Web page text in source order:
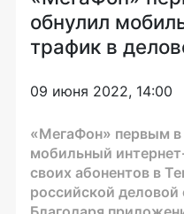
обнулил
трафик в
09 июня 2022, 14:00
«МегаФон» первым в
мобильный
своих абонентов в
российской деловой